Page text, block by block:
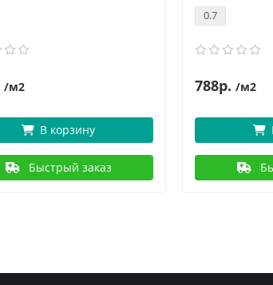
/м2
В корзину
Быстрый заказ
0.7
788р. /м2